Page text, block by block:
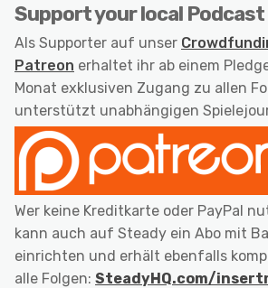
Support your local Podcast
Als Supporter auf unser
Patreon erhaltet ihr ab einem
Monat exklusiven Zugang zu allen
unterstützt unabhängigen
Wer keine Kreditkarte oder PayPal
kann auch auf Steady ein Abo mit
einrichten und erhält ebenfalls
alle Folgen: SteadyHQ.com/